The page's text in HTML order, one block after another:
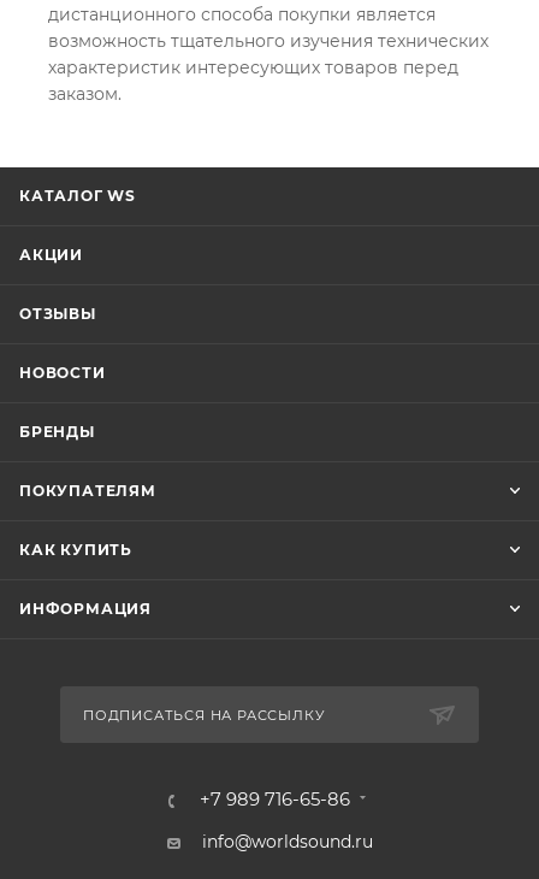
дистанционного способа покупки является
возможность тщательного изучения технических
характеристик интересующих товаров перед
заказом.
КАТАЛОГ WS
АКЦИИ
ОТЗЫВЫ
НОВОСТИ
БРЕНДЫ
ПОКУПАТЕЛЯМ
КАК КУПИТЬ
ИНФОРМАЦИЯ
ПОДПИСАТЬСЯ НА РАССЫЛКУ
+7 989 716-65-86
info@worldsound.ru